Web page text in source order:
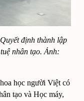
định thành lập
nhân tạo. Ảnh:
học người Việt có
tạo và Học máy,